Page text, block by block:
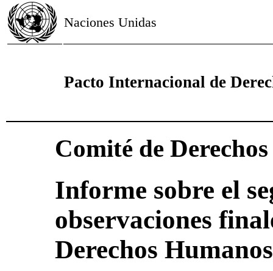
Naciones Unidas
Pacto Internacional de
Comité de
Informe sobre el
observaciones
Derechos